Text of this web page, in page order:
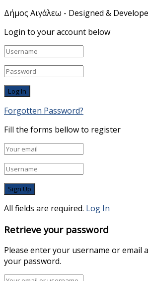
Δήμος Αιγάλεω - Designed &
Login to your account below
Forgotten Password?
Fill the forms bellow to register
All fields are required. Log In
Retrieve your password
Please enter your username or email
your password.